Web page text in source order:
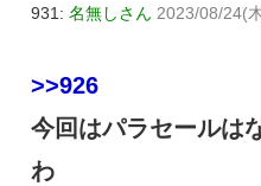
931: 名無しさん 2023/08/24(
>>926
今回はパラセールは
わ